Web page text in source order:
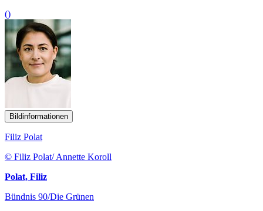
()
Bildinformationen
Filiz Polat
© Filiz Polat/ Annette Koroll
Polat, Filiz
Bündnis 90/Die Grünen